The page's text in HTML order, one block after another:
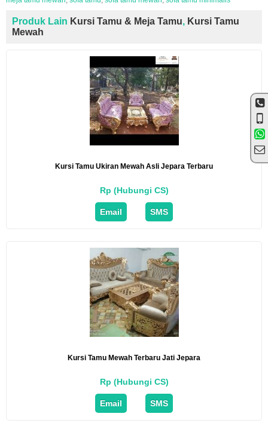
Produk Lain Kursi Tamu & Meja Tamu, Kursi Tamu
Mewah
Kursi Tamu Ukiran Mewah Asli Jepara Terbaru
Rp (Hubungi CS)
Email SMS
Kursi Tamu Mewah Terbaru Jati Jepara
Rp (Hubungi CS)
Email SMS